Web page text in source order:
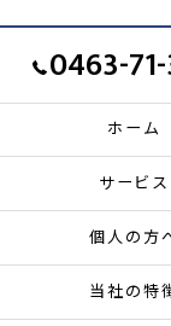
0463-
ホーム
サービス
個人の方
当社の特